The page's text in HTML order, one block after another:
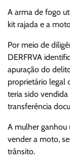
A arma de fogo
kit rajada e a
Por meio de
DERFRVA
apuração do
proprietário legal
teria sido
transferência
A mulher ganhou
vender a moto,
trânsito.